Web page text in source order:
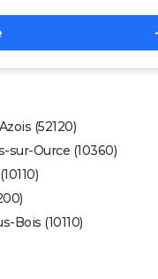
(52120)
sur-Ource (10360)
Bois (10110)